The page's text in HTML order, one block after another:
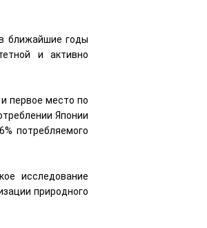
ближайшие годы
и активно
первое место по
Японии
потребляемого
исследование
природного